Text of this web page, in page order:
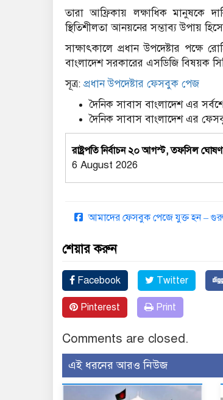
তারা আফ্রিকায় লক্ষাধিক মানুষকে
স্থিতিশীলতা আনয়নের সম্ভাব্য উপায়
সাক্ষাৎকালে প্রধান উপদেষ্টার পক্ষে
বাংলাদেশ সরকারের এসডিজি বিষয়ক
সূত্র: প্রধান উপদেষ্টার ফেসবুক পেজ
দৈনিক সাবাস বাংলাদেশ এর
দৈনিক সাবাস বাংলাদেশ এর
রাষ্ট্রপতি নির্বাচন ২০ আগস্ট, তফসিল
6 August 2026
আমাদের ফেসবুক পেজে যুক্ত হন –
শেয়ার করুন
Facebook Twitter
Pinterest Print
Comments are closed.
এই ধরনের আরও নিউজ